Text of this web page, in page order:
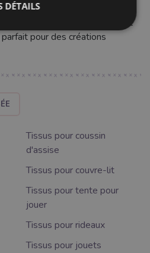
il sublimera votre
ou nappes. Sa polyvalence et
pour des créations
Tissus pour coussin
d'assise
Tissus pour couvre-lit
Tissus pour tente pour
jouer
Tissus pour rideaux
Tissus pour jouets
DÉTAILS